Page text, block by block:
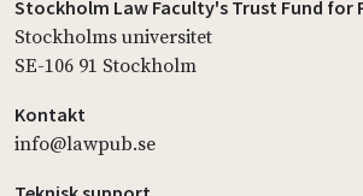
Stockholm Law Faculty's Trust Fund for
Stockholms universitet
SE-106 91 Stockholm
Kontakt
info@lawpub.se